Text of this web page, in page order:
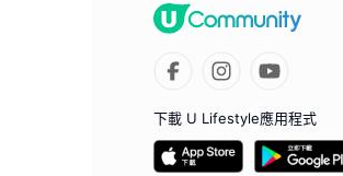
下載 U Lifestyle應用程式